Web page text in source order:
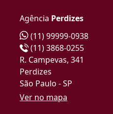
Agência Perdizes
(11) 99999-0938
(11) 3868-0255
R. Campevas, 341
Perdizes
São Paulo - SP
Ver no mapa